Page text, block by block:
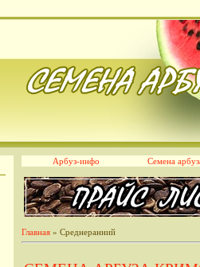
Арбуз-инфо Семена
Главная » Среднеранний